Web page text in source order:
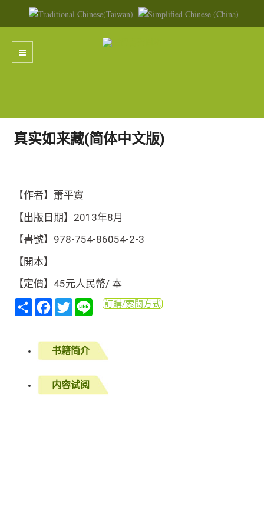
真实如来藏(简体中文版)
【作者】蕭平實
【出版日期】2013年8月
【書號】978-754-86054-2-3
【開本】
【定價】45元人民幣/ 本
分
享
Facebook
TwitterLine訂購/索閱方式
书籍简介
内容试阅